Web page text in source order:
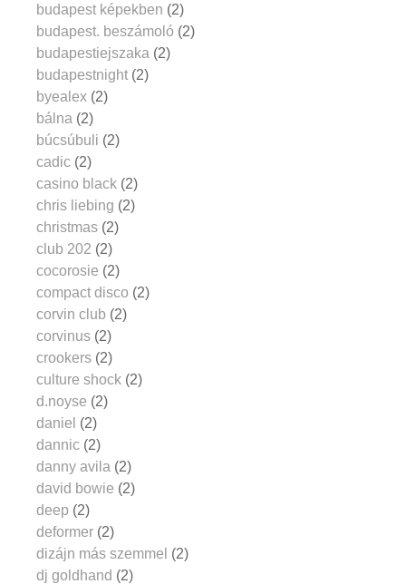
budapest képekben (2)
budapest. beszámoló (2)
budapestiejszaka (2)
budapestnight (2)
byealex (2)
bálna (2)
búcsúbuli (2)
cadic (2)
casino black (2)
chris liebing (2)
christmas (2)
club 202 (2)
cocorosie (2)
compact disco (2)
corvin club (2)
corvinus (2)
crookers (2)
culture shock (2)
d.noyse (2)
daniel (2)
dannic (2)
danny avila (2)
david bowie (2)
deep (2)
deformer (2)
dizájn más szemmel (2)
dj goldhand (2)